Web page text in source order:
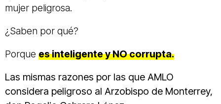
mujer peligrosa.
¿Saben por qué?
Porque es inteligente y NO corrupta.
Las mismas razones por las que AMLO
considera peligroso al Arzobispo de Monterrey,